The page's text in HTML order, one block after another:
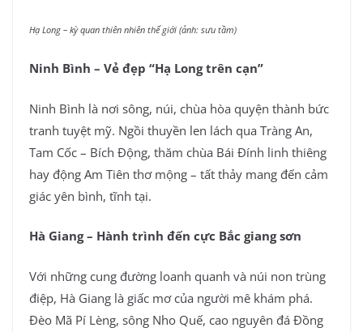
Hạ Long – kỳ quan thiên nhiên thế giới (ảnh: sưu tầm)
Ninh Bình – Vẻ đẹp “Hạ Long trên cạn”
Ninh Bình là nơi sông, núi, chùa hòa quyện thành bức
tranh tuyệt mỹ. Ngồi thuyền len lách qua Tràng An,
Tam Cốc – Bích Động, thăm chùa Bái Đính linh thiêng
hay động Am Tiên thơ mộng – tất thảy mang đến cảm
giác yên bình, tĩnh tại.
Hà Giang – Hành trình đến cực Bắc giang sơn
Với những cung đường loanh quanh và núi non trùng
điệp, Hà Giang là giấc mơ của người mê khám phá.
Đèo Mã Pí Lèng, sông Nho Quế, cao nguyên đá Đồng